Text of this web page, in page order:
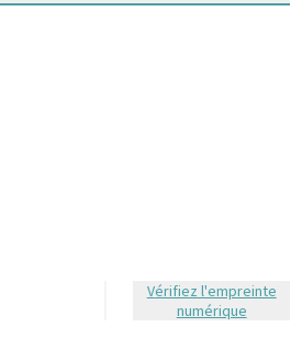
Vérifiez l'empreinte
numérique